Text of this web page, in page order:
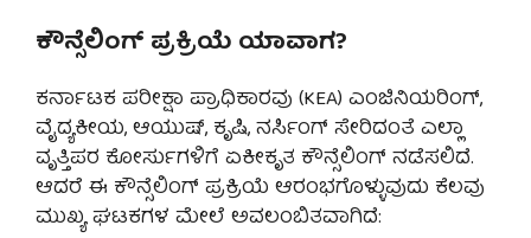
ಕೌನ್ಸೆಲಿಂಗ್ ಪ್ರಕ್ರಿಯೆ ಯಾವಾಗ?
ಕರ್ನಾಟಕ ಪರೀಕ್ಷಾ ಪ್ರಾಧಿಕಾರವು (KEA) ಎಂಜಿನಿಯರಿಂಗ್,
ವೈದ್ಯಕೀಯ, ಆಯುಷ್, ಕೃಷಿ, ನರ್ಸಿಂಗ್ ಸೇರಿದಂತೆ ಎಲ್ಲಾ
ವೃತ್ತಿಪರ ಕೋರ್ಸುಗಳಿಗೆ ಏಕೀಕೃತ ಕೌನ್ಸೆಲಿಂಗ್ ನಡೆಸಲಿದೆ.
ಆದರೆ ಈ ಕೌನ್ಸೆಲಿಂಗ್ ಪ್ರಕ್ರಿಯೆ ಆರಂಭಗೊಳ್ಳುವುದು ಕೆಲವು
ಮುಖ್ಯ ಘಟಕಗಳ ಮೇಲೆ ಅವಲಂಬಿತವಾಗಿದೆ: